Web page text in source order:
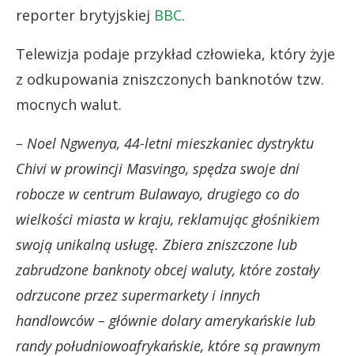
reporter brytyjskiej BBC.
Telewizja podaje przykład człowieka, który żyje
z odkupowania zniszczonych banknotów tzw.
mocnych walut.
– Noel Ngwenya, 44-letni mieszkaniec dystryktu
Chivi w prowincji Masvingo, spędza swoje dni
robocze w centrum Bulawayo, drugiego co do
wielkości miasta w kraju, reklamując głośnikiem
swoją unikalną usługę. Zbiera zniszczone lub
zabrudzone banknoty obcej waluty, które zostały
odrzucone przez supermarkety i innych
handlowców – głównie dolary amerykańskie lub
randy południowoafrykańskie, które są prawnym